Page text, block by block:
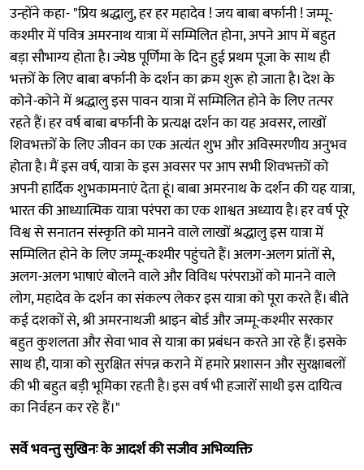
उन्होंने कहा- "प्रिय श्रद्धालु, हर हर महादेव ! जय बाबा बर्फानी ! जम्मू-
कश्मीर में पवित्र अमरनाथ यात्रा में सम्मिलित होना, अपने आप में बहुत
बड़ा सौभाग्य होता है। ज्येष्ठ पूर्णिमा के दिन हुई प्रथम पूजा के साथ ही
भक्तों के लिए बाबा बर्फानी के दर्शन का क्रम शुरू हो जाता है। देश के
कोने-कोने में श्रद्धालु इस पावन यात्रा में सम्मिलित होने के लिए तत्पर
रहते हैं। हर वर्ष बाबा बर्फानी के प्रत्यक्ष दर्शन का यह अवसर, लाखों
शिवभक्तों के लिए जीवन का एक अत्यंत शुभ और अविस्मरणीय अनुभव
होता है। मैं इस वर्ष, यात्रा के इस अवसर पर आप सभी शिवभक्तों को
अपनी हार्दिक शुभकामनाएं देता हूं। बाबा अमरनाथ के दर्शन की यह यात्रा,
भारत की आध्यात्मिक यात्रा परंपरा का एक शाश्वत अध्याय है। हर वर्ष पूरे
विश्व से सनातन संस्कृति को मानने वाले लाखों श्रद्धालु इस यात्रा में
सम्मिलित होने के लिए जम्मू-कश्मीर पहुंचते हैं। अलग-अलग प्रांतों से,
अलग-अलग भाषाएं बोलने वाले और विविध परंपराओं को मानने वाले
लोग, महादेव के दर्शन का संकल्प लेकर इस यात्रा को पूरा करते हैं। बीते
कई दशकों से, श्री अमरनाथजी श्राइन बोर्ड और जम्मू-कश्मीर सरकार
बहुत कुशलता और सेवा भाव से यात्रा का प्रबंधन करते आ रहे हैं। इसके
साथ ही, यात्रा को सुरक्षित संपन्न कराने में हमारे प्रशासन और सुरक्षाबलों
की भी बहुत बड़ी भूमिका रहती है। इस वर्ष भी हजारों साथी इस दायित्व
का निर्वहन कर रहे हैं।"
सर्वे भवन्तु सुखिनः के आदर्श की सजीव अभिव्यक्ति